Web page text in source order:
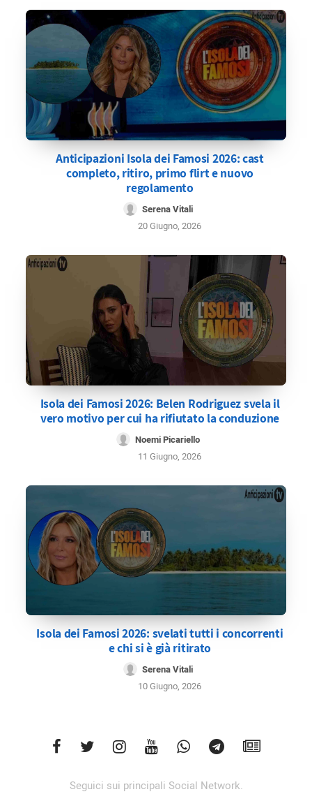
Anticipazioni Isola dei Famosi 2026: cast
completo, ritiro, primo flirt e nuovo
regolamento
Serena Vitali
20 Giugno, 2026
Isola dei Famosi 2026: Belen Rodriguez svela il
vero motivo per cui ha rifiutato la conduzione
Noemi Picariello
11 Giugno, 2026
Isola dei Famosi 2026: svelati tutti i concorrenti
e chi si è già ritirato
Serena Vitali
10 Giugno, 2026
Seguici sui principali Social Network.